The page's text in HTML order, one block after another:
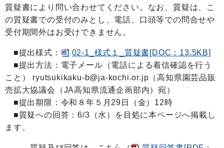
質疑書により問い合わせてください。なお、質疑は、こ
の質疑書での受付のみとし、電話、口頭等での問合せや
受付期間外はお受けできません。
■提出様式：
02-1_様式１_質疑書[DOC：13.5KB]
■提出方法：電子メール（電話による着信確認を行う
こと） ryutsukikaku-b@ja-kochi.or.jp（高知県園芸品販
売拡大協議会（JA高知県流通企画部内）宛）
■提出期限：令和８年５月29日（金）12時
■質疑への回答：6/3（水）を目処に本ページへ掲載し
ます。